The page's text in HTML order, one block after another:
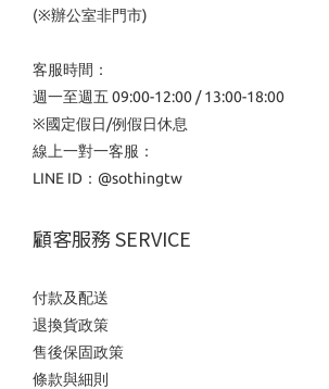
(※辦公室非門市)
客服時間：
週一至週五 09:00-12:00 / 13:00-18:00
※國定假日/例假日休息
線上一對一客服：
LINE ID： @sothingtw
顧客服務 SERVICE
付款及配送
退換貨政策
售後保固政策
條款與細則